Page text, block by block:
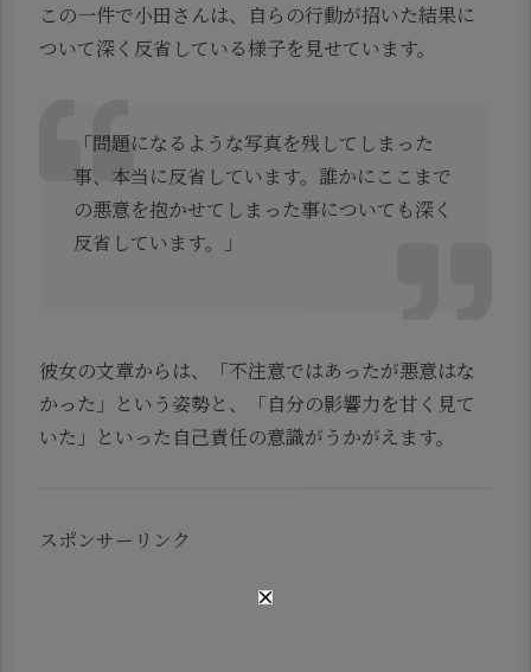
この一件で小田さんは、自らの行動が招いた結果に
ついて深く反省している様子を見せています。
「問題になるような写真を残してしまった
事、本当に反省しています。誰かにここまで
の悪意を抱かせてしまった事についても深く
反省しています。」
彼女の文章からは、「不注意ではあったが悪意はな
かった」という姿勢と、「自分の影響力を甘く見て
いた」といった自己責任の意識がうかがえます。
スポンサーリンク